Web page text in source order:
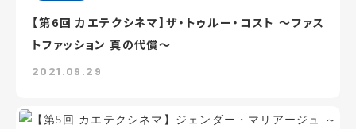
【第6回 カエテクシネマ】ザ・トゥルー・コスト ～ファス
トファッション 真の代償～
2021.09.29